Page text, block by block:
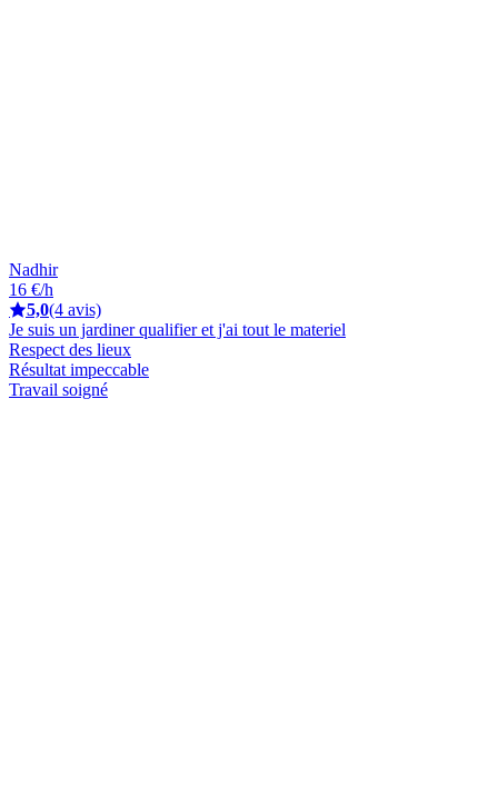
Nadhir
16 €/h
5,0(4 avis)
Je suis un jardiner qualifier et j'ai tout le materiel
Respect des lieux
Résultat impeccable
Travail soigné